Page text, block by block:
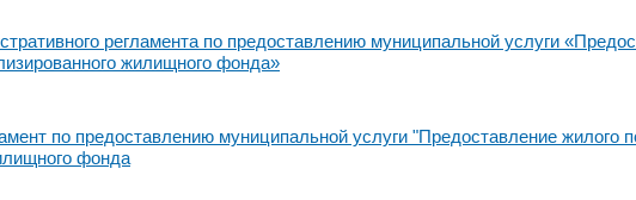
регламента по предоставлению муниципальной услуги
жилищного фонда»
по предоставлению муниципальной услуги "Предоставление жилого
фонда